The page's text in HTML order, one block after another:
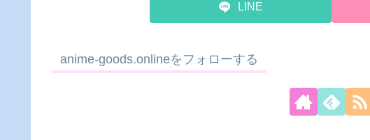
LINE
anime-goods.onlineをフォローする